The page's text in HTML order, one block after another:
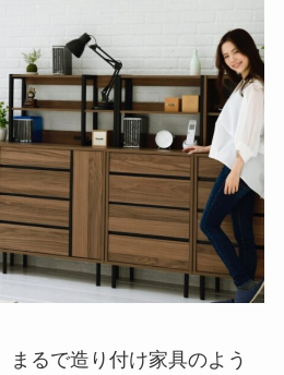
まるで造り付け家具のよう